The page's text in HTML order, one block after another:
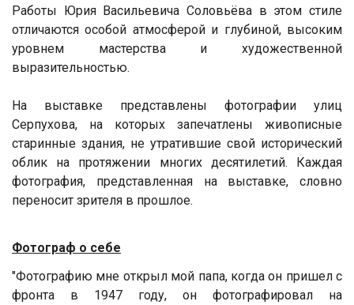
Работы Юрия Васильевича Соловьёва в этом стиле
отличаются особой атмосферой и глубиной, высоким
уровнем мастерства и художественной
выразительностью.
На выставке представлены фотографии улиц
Серпухова, на которых запечатлены живописные
старинные здания, не утратившие свой исторический
облик на протяжении многих десятилетий. Каждая
фотография, представленная на выставке, словно
переносит зрителя в прошлое.
Фотограф о себе
"Фотографию мне открыл мой папа, когда он пришел с
фронта в 1947 году, он фотографировал на